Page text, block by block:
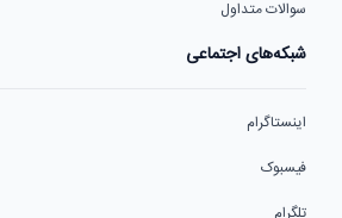
سوالات متداول
شبکه‌های اجتماعی
اینستاگرام
فیسبوک
تلگرام